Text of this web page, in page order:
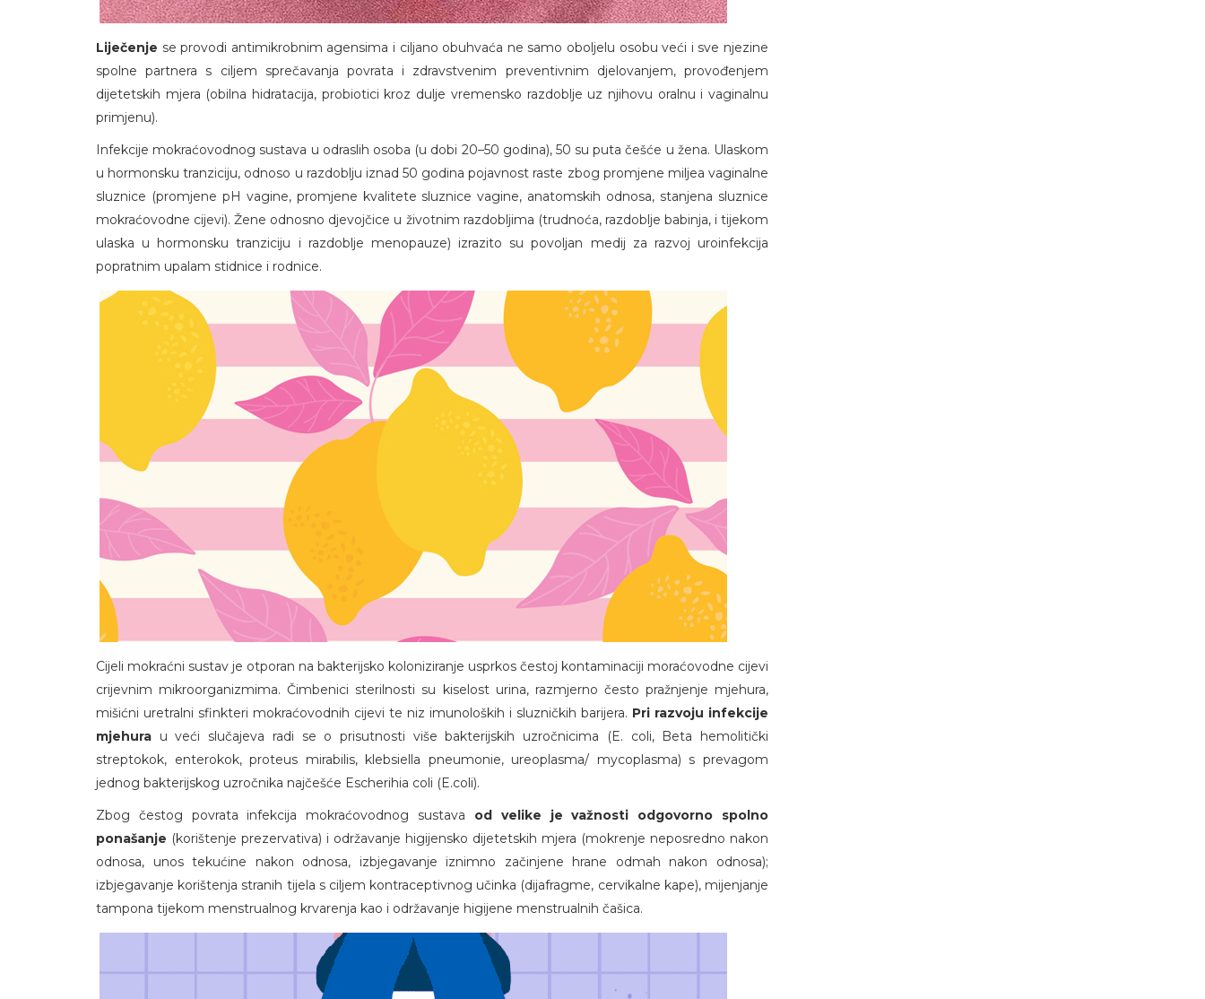
Liječenje se provodi antimikrobnim agensima i ciljano obuhvaća ne samo oboljelu osobu veći i sve njezine
spolne partnera s ciljem sprečavanja povrata i zdravstvenim preventivnim djelovanjem, provođenjem
dijetetskih mjera (obilna hidratacija, probiotici kroz dulje vremensko razdoblje uz njihovu oralnu i vaginalnu
primjenu).
Infekcije mokraćovodnog sustava u odraslih osoba (u dobi 20–50 godina), 50 su puta češće u žena. Ulaskom
u hormonsku tranziciju, odnoso u razdoblju iznad 50 godina pojavnost raste zbog promjene miljea vaginalne
sluznice (promjene pH vagine, promjene kvalitete sluznice vagine, anatomskih odnosa, stanjena sluznice
mokraćovodne cijevi). Žene odnosno djevojčice u životnim razdobljima (trudnoća, razdoblje babinja, i tijekom
ulaska u hormonsku tranziciju i razdoblje menopauze) izrazito su povoljan medij za razvoj uroinfekcija
popratnim upalam stidnice i rodnice.
Cijeli mokraćni sustav je otporan na bakterijsko koloniziranje usprkos čestoj kontaminaciji moraćovodne cijevi
crijevnim mikroorganizmima. Čimbenici sterilnosti su kiselost urina, razmjerno često pražnjenje mjehura,
mišićni uretralni sfinkteri mokraćovodnih cijevi te niz imunoloških i sluzničkih barijera. Pri razvoju infekcije
mjehura u veći slučajeva radi se o prisutnosti više bakterijskih uzročnicima (E. coli, Beta hemolitički
streptokok, enterokok, proteus mirabilis, klebsiella pneumonie, ureoplasma/ mycoplasma) s prevagom
jednog bakterijskog uzročnika najčešće Escherihia coli (E.coli).
Zbog čestog povrata infekcija mokraćovodnog sustava od velike je važnosti odgovorno spolno
ponašanje (korištenje prezervativa) i održavanje higijensko dijetetskih mjera (mokrenje neposredno nakon
odnosa, unos tekućine nakon odnosa, izbjegavanje iznimno začinjene hrane odmah nakon odnosa);
izbjegavanje korištenja stranih tijela s ciljem kontraceptivnog učinka (dijafragme, cervikalne kape), mijenjanje
tampona tijekom menstrualnog krvarenja kao i održavanje higijene menstrualnih čašica.